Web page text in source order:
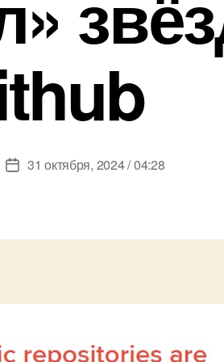
Дата31 октября, 2024 / 04:28